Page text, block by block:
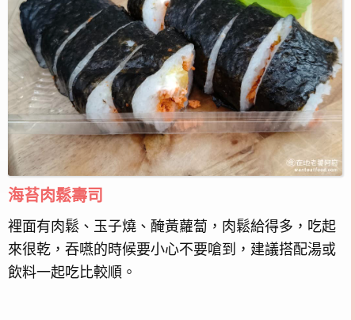
海苔肉鬆壽司
裡面有肉鬆、玉子燒、醃黃蘿蔔，肉鬆給得多，吃起
來很乾，吞嚥的時候要小心不要嗆到，建議搭配湯或
飲料一起吃比較順。